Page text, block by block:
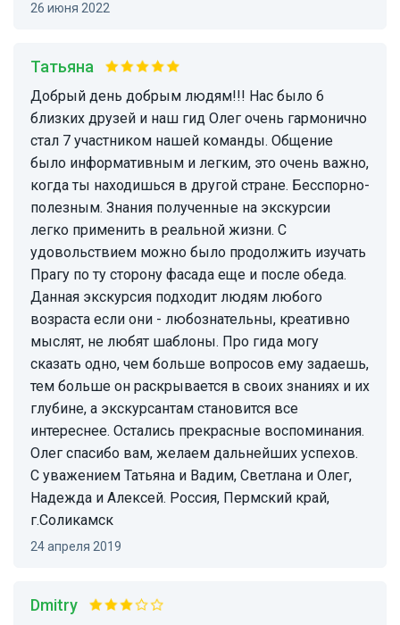
26 июня 2022
Татьяна
Добрый день добрым людям!!! Нас было 6
близких друзей и наш гид Олег очень гармонично
стал 7 участником нашей команды. Общение
было информативным и легким, это очень важно,
когда ты находишься в другой стране. Бесспорно-
полезным. Знания полученные на экскурсии
легко применить в реальной жизни. С
удовольствием можно было продолжить изучать
Прагу по ту сторону фасада еще и после обеда.
Данная экскурсия подходит людям любого
возраста если они - любознательны, креативно
мыслят, не любят шаблоны. Про гида могу
сказать одно, чем больше вопросов ему задаешь,
тем больше он раскрывается в своих знаниях и их
глубине, а экскурсантам становится все
интереснее. Остались прекрасные воспоминания.
Олег спасибо вам, желаем дальнейших успехов.
С уважением Татьяна и Вадим, Светлана и Олег,
Надежда и Алексей. Россия, Пермский край,
г.Соликамск
24 апреля 2019
Dmitry